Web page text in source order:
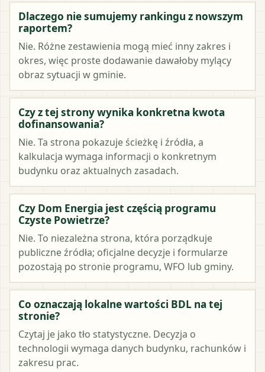
Dlaczego nie sumujemy rankingu z nowszym
raportem?
Nie. Różne zestawienia mogą mieć inny zakres i
okres, więc proste dodawanie dawałoby mylący
obraz sytuacji w gminie.
Czy z tej strony wynika konkretna kwota
dofinansowania?
Nie. Ta strona pokazuje ścieżkę i źródła, a
kalkulacja wymaga informacji o konkretnym
budynku oraz aktualnych zasadach.
Czy Dom Energia jest częścią programu
Czyste Powietrze?
Nie. To niezależna strona, która porządkuje
publiczne źródła; oficjalne decyzje i formularze
pozostają po stronie programu, WFO lub gminy.
Co oznaczają lokalne wartości BDL na tej
stronie?
Czytaj je jako tło statystyczne. Decyzja o
technologii wymaga danych budynku, rachunków i
zakresu prac.